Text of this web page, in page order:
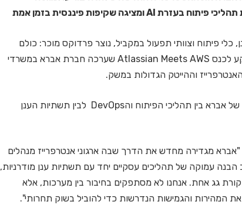
כלי פיתוח וצוותי תפעול במקביל, נוצר פרדוקס מוכר: כולם
מחוברים, אבל העבודה ללא תיאום. זה היה הרקע לכנס Atlassian Meets AWS שערכה חברת אברא במשרדי
וההייטק הגדולות במשק.
האירוע סימן את יריית הפתיחה להשקת הפתרון של אברא בין תהליכי הפיתוח והDevOps לבין תשתיות הענן
"אברא מגדירה מחדש את הדרך שבה ארגוני אנטרפרייז מנהלים
עמוקה של תהליכים עסקיים יחד עם תשתיות ענן מודרניות,
גג אחת. אנחנו לא מסתפקים בחיבור בין מערכות, אלא
המהירות והגמישות הנדרשות כדי להוביל בשוק תחרותי".